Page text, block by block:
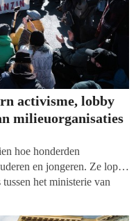
activisme, lobby
milieuorganisaties
hoe honderden
en jongeren. Ze lopen
het ministerie van